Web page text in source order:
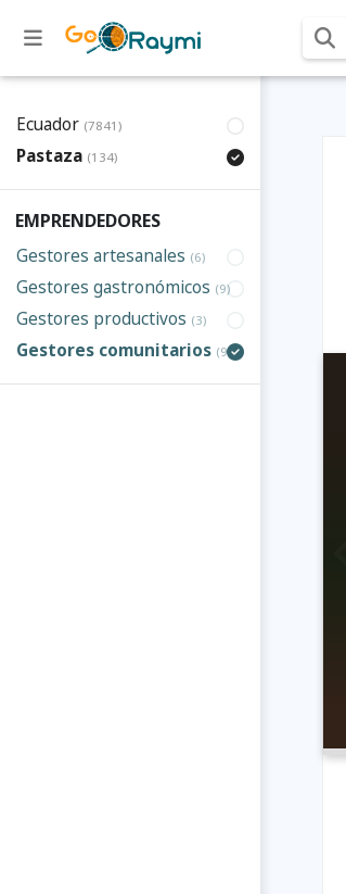
Ecuador (7841)
Pastaza (134)
EMPRENDEDORES
Gestores artesanales (6)
Gestores gastronómicos (9)
Gestores productivos (3)
Gestores comunitarios (9)